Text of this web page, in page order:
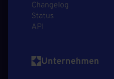
Changelog
Status
API
Unternehmen